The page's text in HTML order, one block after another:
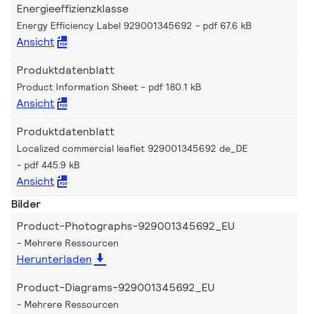
Energieeffizienzklasse
Energy Efficiency Label 929001345692 pdf 67.6 kB
Ansicht
Produktdatenblatt
Product Information Sheet pdf 180.1 kB
Ansicht
Produktdatenblatt
Localized commercial leaflet 929001345692 de_DE
pdf 445.9 kB
Ansicht
Bilder
Product-Photographs-929001345692_EU
Mehrere Ressourcen
Herunterladen
Product-Diagrams-929001345692_EU
Mehrere Ressourcen